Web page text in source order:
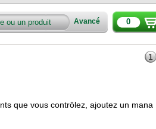
Avancé 0
que vous contrôlez, ajoutez un mana